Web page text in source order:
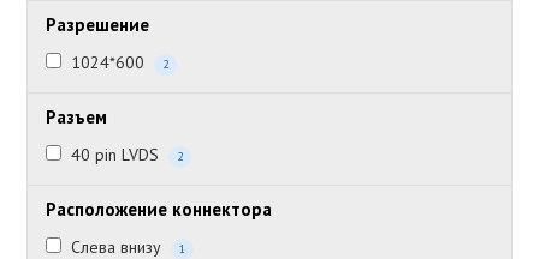
Разрешение
1024*600 2
Разъем
40 pin LVDS 2
Расположение коннектора
Слева внизу 1